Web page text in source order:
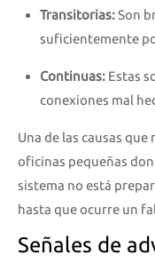
Transitorias:Son
suficientemente
Continuas: Estas
conexiones mal
Una de las causas
oficinas pequeñas
sistema no está
hasta que ocurre un
Señales de